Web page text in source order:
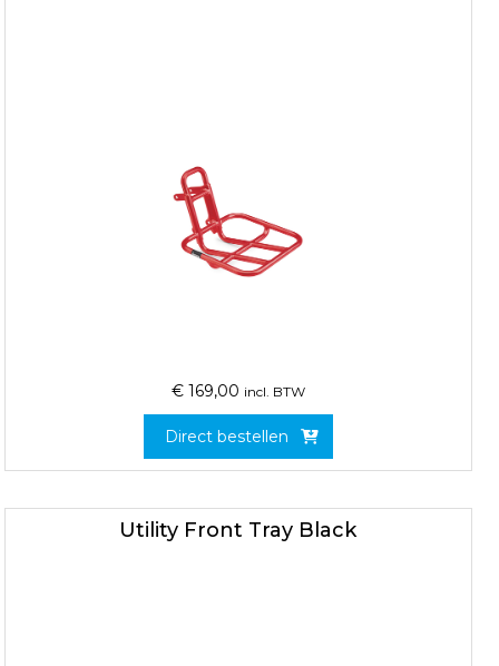
€ 169,00 incl. BTW
Direct bestellen
Utility Front Tray Black